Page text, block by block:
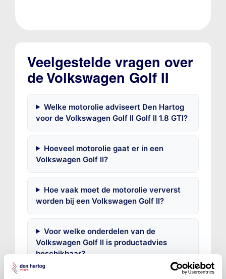
Veelgestelde vragen over
de Volkswagen Golf II
Welke motorolie adviseert Den Hartog
voor de Volkswagen Golf II Golf II 1.8 GTI?
Hoeveel motorolie gaat er in een
Volkswagen Golf II?
Hoe vaak moet de motorolie ververst
worden bij een Volkswagen Golf II?
Voor welke onderdelen van de
Volkswagen Golf II is productadvies
beschikbaar?